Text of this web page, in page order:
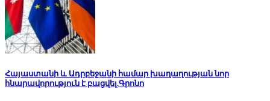
Հայաստանի և Ադրբեջանի համար խաղաղության նոր
հնարավորություն է բացվել.Գրոնո